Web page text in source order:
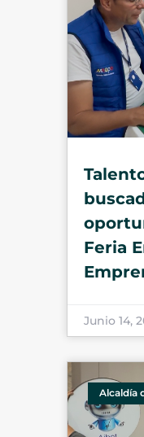
Feria
Junio 14,
Alcaldía